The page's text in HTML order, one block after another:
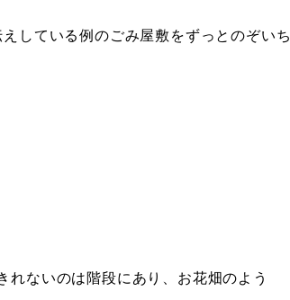
している例のごみ屋敷をずっとのぞいち
ないのは階段にあり、お花畑のよう